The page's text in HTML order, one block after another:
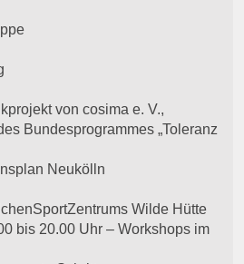
von cosima e. V.,
Bundesprogrammes „Toleranz
Neukölln
Wilde Hütte
bis 20.00 Uhr – Workshops im